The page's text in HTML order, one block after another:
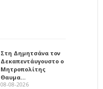
Στη Δημητσάνα τον
Δεκαπεντάυγουστο ο
Μητροπολίτης
Θαυμα…
08-08-2026